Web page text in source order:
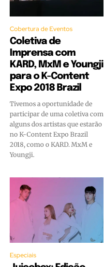
Cobertura de Eventos
Coletiva de
Imprensa com
KARD, MxM e Youngji
para o K-Content
Expo 2018 Brazil
Tivemos a oportunidade de
participar de uma coletiva com
alguns dos artistas que estarão
no K-Content Expo Brazil
2018, como o KARD. MxM e
Youngji.
Especiais